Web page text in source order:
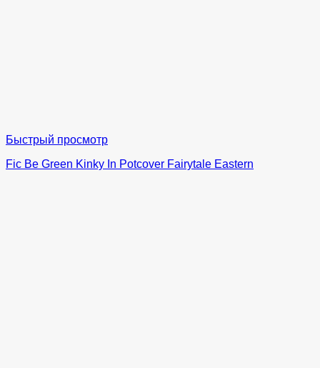
Быстрый просмотр
Fic Be Green Kinky In Potcover Fairytale Eastern